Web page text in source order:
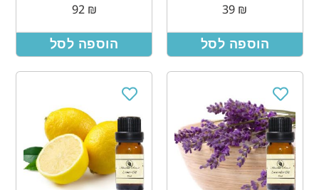
₪
הוספה לסל
₪
92
הוספה לסל